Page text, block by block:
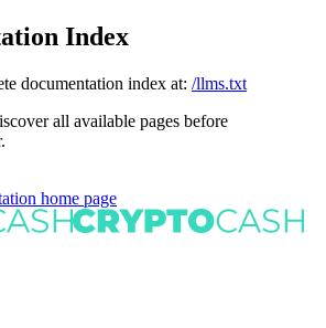
Index
documentation index at: /llms.txt
all available pages before
home page